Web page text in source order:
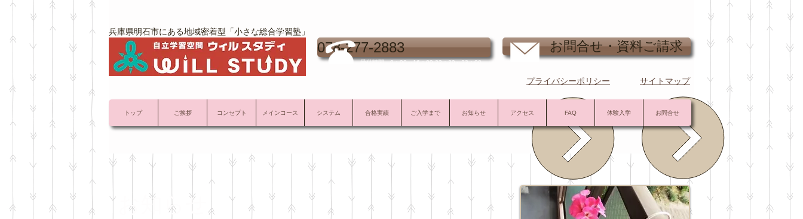
兵庫県明石市にある地域密着型「小さな総合学習塾」
078-277-2883
受付時間 9：00～16：00 22：30～23：00
お問合せ・資料ご請求
プライバシーポリシー サイトマップ
トップ ご挨拶 コンセプト メインコース システム 合格実績 ご入学まで お知らせ アクセス FAQ 体験入学 お問合せ
お知らせ